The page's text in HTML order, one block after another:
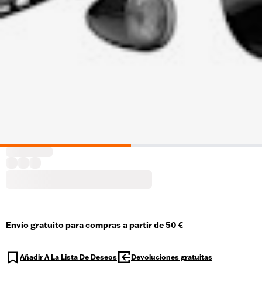
Envío gratuito para compras a partir de 50 €
Añadir A La Lista De Deseos Devoluciones gratuitas